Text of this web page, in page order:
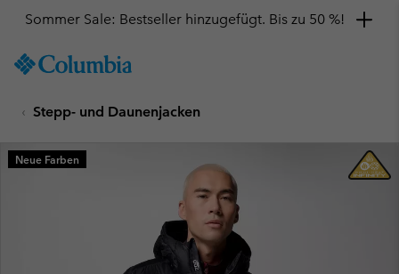
TO
SKIP
MAIN
NAV
Sommer Sale: Bestseller hinzugefügt. Bis zu 50 %!
Stepp- und Daunenjacken
Neue Farben